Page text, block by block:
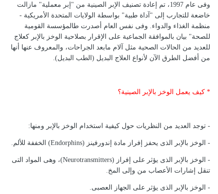
وفى عام 1997، تم إعادة تصنيف الإبر الصينية من "إبر معملية" مازالت
خاضعة للتجارب إلى "آداة طبية" بواسطة الولايات المتحدة الأمريكية -
منظمة الغذاء والدواء. وفى نفس العام أصدرت طالمؤسسة القومية
للصحة" بيان بالموافقة الجماعية على الإقرار بصلاحية الوخز بالإبر كعلاج
للعديد من الحالات الصحية مثل آلام مابعد الجراحات، والمعروف عنها أنها
من أفضل الطرق الآن لأنواع العلاج البديل (الطب البديل).
* كيف يعمل الوخز بالإبر الصينية؟
- توجد العديد من النظريات حول كيفية استخدام الوخز بالإبر ومنها:
- الوخز بالإبر الذى يحفز إفراز مادة إندورفينز (Endorphins) الخففة للألم.
- الوخز بالإبر الذى يؤثر على إفراز (Neurotransmitters)، وهى المواد التى
تنقل إشارات الأعصاب من وإلى المخ.
- الوخز بالإبر الذى يؤثر على الجهاز العصبى.